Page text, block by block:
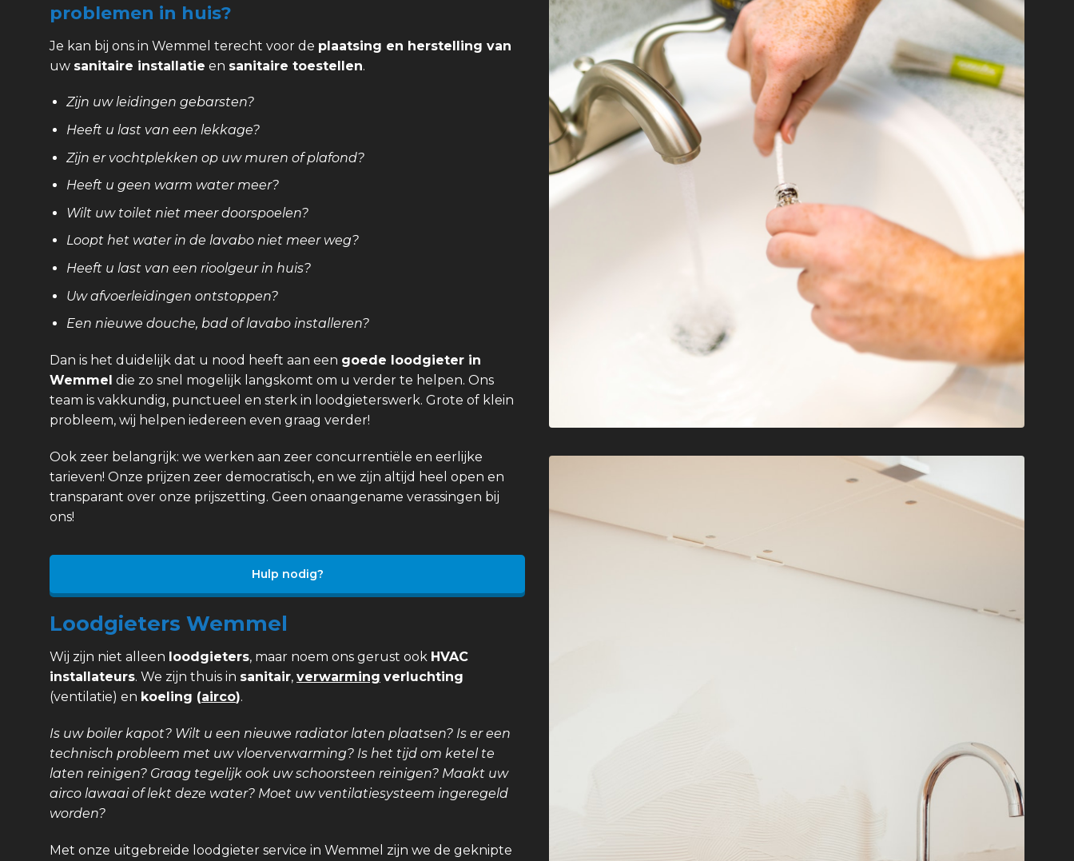
problemen in huis?
Je kan bij ons in Wemmel terecht voor de plaatsing en herstelling van
uw sanitaire installatie en sanitaire toestellen.
Zijn uw leidingen gebarsten?
Heeft u last van een lekkage?
Zijn er vochtplekken op uw muren of plafond?
Heeft u geen warm water meer?
Wilt uw toilet niet meer doorspoelen?
Loopt het water in de lavabo niet meer weg?
Heeft u last van een rioolgeur in huis?
Uw afvoerleidingen ontstoppen?
Een nieuwe douche, bad of lavabo installeren?
Dan is het duidelijk dat u nood heeft aan een goede loodgieter in
Wemmel die zo snel mogelijk langskomt om u verder te helpen. Ons
team is vakkundig, punctueel en sterk in loodgieterswerk. Grote of klein
probleem, wij helpen iedereen even graag verder!
Ook zeer belangrijk: we werken aan zeer concurrentiële en eerlijke
tarieven! Onze prijzen zeer democratisch, en we zijn altijd heel open en
transparant over onze prijszetting. Geen onaangename verassingen bij
ons!
Hulp nodig?
Loodgieters Wemmel
Wij zijn niet alleen loodgieters, maar noem ons gerust ook HVAC
installateurs. We zijn thuis in sanitair, verwarming verluchting
(ventilatie) en koeling (airco).
Is uw boiler kapot? Wilt u een nieuwe radiator laten plaatsen? Is er een
technisch probleem met uw vloerverwarming? Is het tijd om ketel te
laten reinigen? Graag tegelijk ook uw schoorsteen reinigen? Maakt uw
airco lawaai of lekt deze water? Moet uw ventilatiesysteem ingeregeld
worden?
Met onze uitgebreide loodgieter service in Wemmel zijn we de geknipte